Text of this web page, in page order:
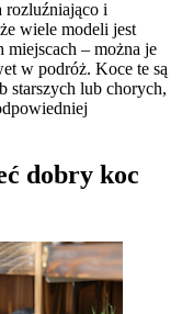
rozluźniająco i
wiele modeli jest
miejscach – można je
w podróż. Koce te są
starszych lub chorych,
dobry koc